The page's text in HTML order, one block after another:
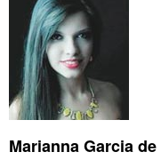
Marianna Garcia